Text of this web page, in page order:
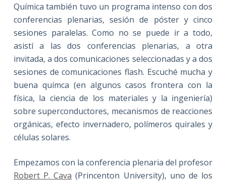
Química también tuvo un programa intenso con dos
conferencias plenarias, sesión de póster y cinco
sesiones paralelas. Como no se puede ir a todo,
asistí a las dos conferencias plenarias, a otra
invitada, a dos comunicaciones seleccionadas y a dos
sesiones de comunicaciones flash. Escuché mucha y
buena químca (en algunos casos frontera con la
física, la ciencia de los materiales y la ingeniería)
sobre superconductores, mecanismos de reacciones
orgánicas, efecto invernadero, polímeros quirales y
células solares.
Empezamos con la conferencia plenaria del profesor
Robert P. Cava (Princenton University), uno de los